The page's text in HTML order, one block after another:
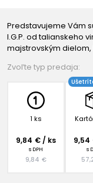
Predstavujeme Vám
I.G.P. od talianskeho
majstrovským
Zvoľte typ predaja:
1 ks
9,84 € / ks
s DPH
9,84 €
9,54
s